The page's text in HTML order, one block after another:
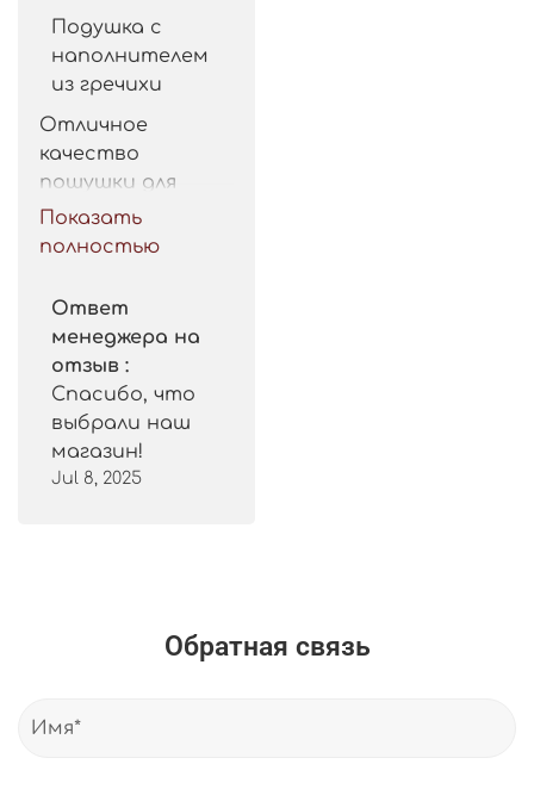
Подушка с
наполнителем
из гречихи
Отличное
качество
пошушки для
такой цены.
Рекомендую.
Показать
полностью
Ответ
менеджера на
отзыв :
Спасибо, что
выбрали наш
магазин!
Jul 8, 2025
Обратная связь